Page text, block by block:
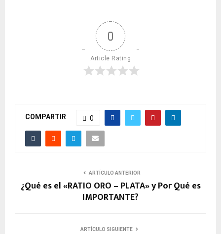
0
Article Rating
COMPARTIR 0
ARTÍCULO ANTERIOR
¿Qué es el «RATIO ORO – PLATA» y Por Qué es
IMPORTANTE?
ARTÍCULO SIGUIENTE